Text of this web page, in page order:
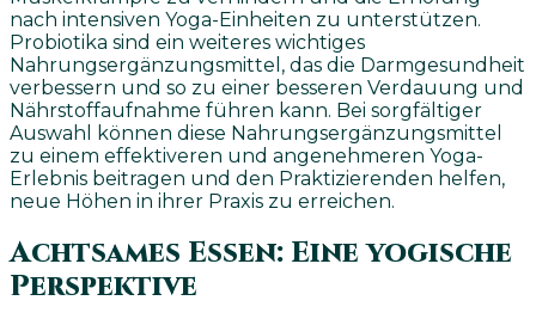
nach intensiven Yoga-Einheiten zu unterstützen.
Probiotika sind ein weiteres wichtiges
Nahrungsergänzungsmittel, das die Darmgesundheit
verbessern und so zu einer besseren Verdauung und
Nährstoffaufnahme führen kann. Bei sorgfältiger
Auswahl können diese Nahrungsergänzungsmittel
zu einem effektiveren und angenehmeren Yoga-
Erlebnis beitragen und den Praktizierenden helfen,
neue Höhen in ihrer Praxis zu erreichen.
Achtsames Essen: Eine yogische
Perspektive